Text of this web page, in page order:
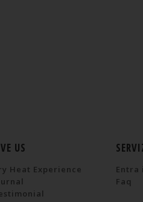
US
Heat Experience
Entra
Faq